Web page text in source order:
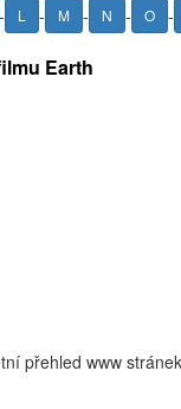
- L - M - N - O -
Earth
přehled www